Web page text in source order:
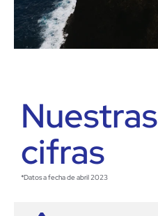
Nuestras
cifras
*Datos a fecha de abril 2023